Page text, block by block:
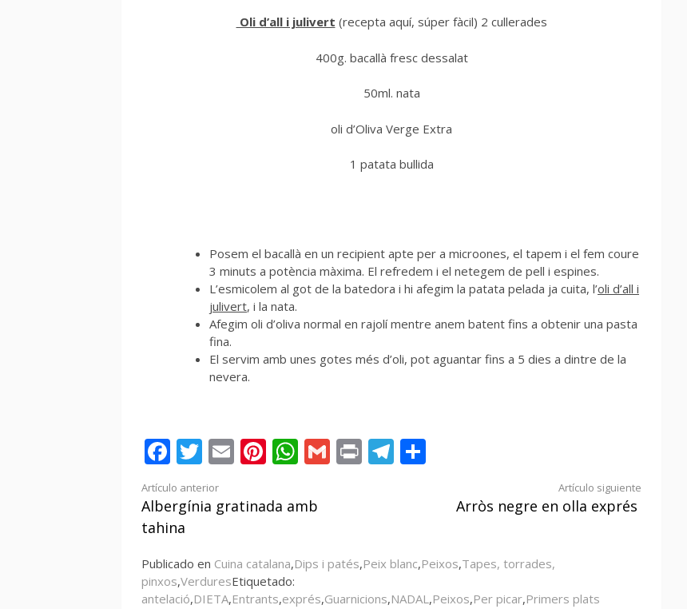
Oli d’all i julivert (recepta aquí, súper fàcil) 2 cullerades
400g. bacallà fresc dessalat
50ml. nata
oli d’Oliva Verge Extra
1 patata bullida
Posem el bacallà en un recipient apte per a microones, el tapem i el fem coure
3 minuts a potència màxima. El refredem i el netegem de pell i espines.
L’esmicolem al got de la batedora i hi afegim la patata pelada ja cuita, l’oli d’all i
julivert, i la nata.
Afegim oli d’oliva normal en rajolí mentre anem batent fins a obtenir una pasta
fina.
El servim amb unes gotes més d’oli, pot aguantar fins a 5 dies a dintre de la
nevera.
Facebook
Twitter
EmailPinterest
WhatsApp
GmailPrintTelegram
Seguir
leyendo
Artículo anterior
Albergínia gratinada amb
tahina
Artículo siguiente
Arròs negre en olla exprés
Publicado en Cuina catalana,Dips i patés,Peix blanc,Peixos,Tapes, torrades,
pinxos,VerduresEtiquetado:
antelació,DIETA,Entrants,exprés,Guarnicions,NADAL,Peixos,Per picar,Primers plats